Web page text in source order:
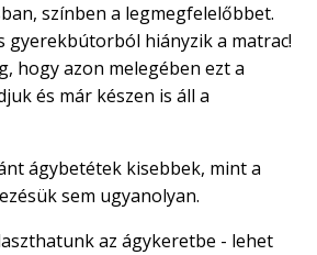
színben a legmegfelelőbbet.
gyerekbútorból hiányzik a matrac!
hogy azon melegében ezt a
és már készen is áll a
ágybetétek kisebbek, mint a
sem ugyanolyan.
az ágykeretbe - lehet